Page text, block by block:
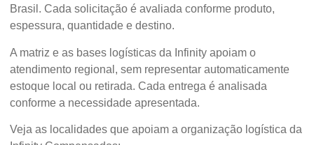
Brasil. Cada solicitação é avaliada conforme produto,
espessura, quantidade e destino.
A matriz e as bases logísticas da Infinity apoiam o
atendimento regional, sem representar automaticamente
estoque local ou retirada. Cada entrega é analisada
conforme a necessidade apresentada.
Veja as localidades que apoiam a organização logística da